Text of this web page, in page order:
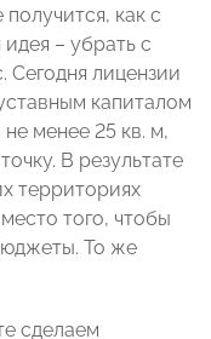
как с
– убрать с
Сегодня лицензии
капиталом
менее 25 кв. м,
В результате
территориях
того, чтобы
То же
сделаем